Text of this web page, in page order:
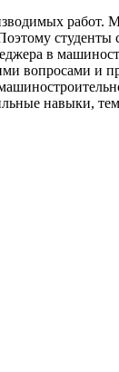
в
вопросами и
навыки,